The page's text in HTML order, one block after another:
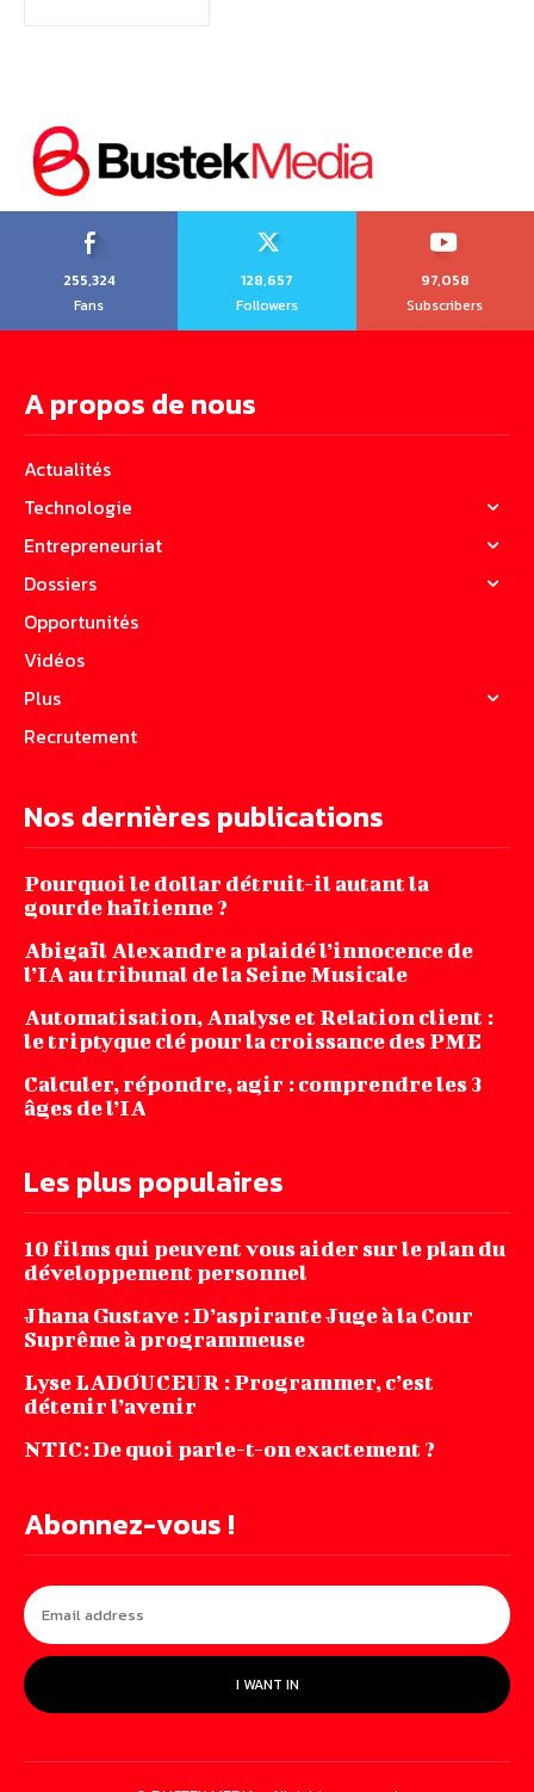
255,324
Fans
128,657
Followers
97,058
Subscribers
A propos de nous
Actualités
Technologie
Entrepreneuriat
Dossiers
Opportunités
Vidéos
Plus
Recrutement
Nos dernières publications
Pourquoi le dollar détruit-il autant la
gourde haïtienne ?
Abigaïl Alexandre a plaidé l’innocence de
l’IA au tribunal de la Seine Musicale
Automatisation, Analyse et Relation client :
le triptyque clé pour la croissance des PME
Calculer, répondre, agir : comprendre les 3
âges de l’IA
Les plus populaires
10 films qui peuvent vous aider sur le plan du
développement personnel
Jhana‌ ‌Gustave‌ ‌:‌ ‌D’aspirante‌ ‌Juge‌ ‌à‌ ‌la‌ ‌Cour‌
‌Suprême‌ ‌à ‌programmeuse ‌
Lyse LADOUCEUR : Programmer, c’est
détenir l’avenir
NTIC: De quoi parle-t-on exactement ?
Abonnez-vous !
I WANT IN